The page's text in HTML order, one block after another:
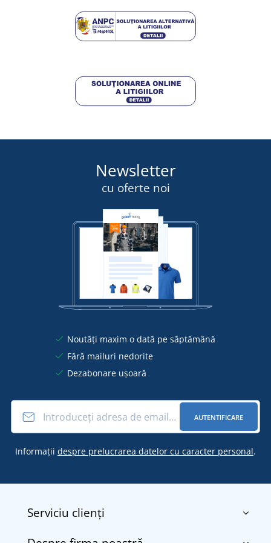
DETALII
125,00 lei
DETALII
Newsletter
cu oferte noi
Noutăți maxim o dată pe săptămână
Fără mailuri nedorite
Dezabonare ușoară
AUTENTIFICARE
Informații despre prelucrarea datelor cu caracter personal.
Serviciu clienți